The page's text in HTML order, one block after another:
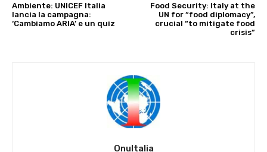
Ambiente: UNICEF Italia
lancia la campagna:
‘Cambiamo ARIA’ e un quiz
Food Security: Italy at the
UN for “food diplomacy”,
crucial “to mitigate food
crisis”
OnuItalia